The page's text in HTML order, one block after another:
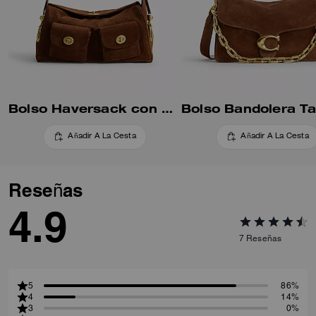
cruzada o como bolso de
hombro corto, con la correa de
cuero o la elegante cadena.
Bolso Haversack con Cierre Turnlock
Añadir A La Cesta Añadir A La Cesta
Reseñas
4.9 7 Reseñas
5
86%
4
14%
3
0%